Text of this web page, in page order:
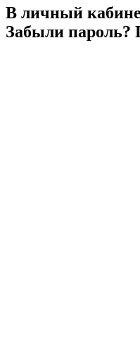
В личный
Забыли пароль?